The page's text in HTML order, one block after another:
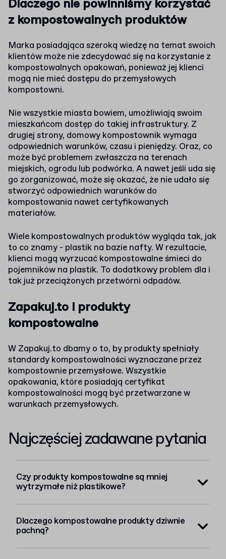
Dlaczego nie powinniśmy korzystać
z kompostowalnych produktów
Marka posiadająca szeroką wiedzę na temat swoich
klientów może nie zdecydować się na korzystanie z
kompostowalnych opakowań, ponieważ jej klienci
mogą nie mieć dostępu do przemysłowych
kompostowni.
Nie wszystkie miasta bowiem, umożliwiają swoim
mieszkańcom dostęp do takiej infrastruktury. Z
drugiej strony, domowy kompostownik wymaga
odpowiednich warunków, czasu i pieniędzy. Oraz, co
może być problemem zwłaszcza na terenach
miejskich, ogrodu lub podwórka. A nawet jeśli uda się
go zorganizować, może się okazać, że nie udało się
stworzyć odpowiednich warunków do
kompostowania nawet certyfikowanych
materiałów.
Wiele kompostowalnych produktów wygląda tak, jak
to co znamy - plastik na bazie nafty. W rezultacie,
klienci mogą wyrzucać kompostowalne śmieci do
pojemników na plastik. To dodatkowy problem dla i
tak już przeciążonych przetwórni odpadów.
Zapakuj.to i produkty
kompostowalne
W Zapakuj.to dbamy o to, by produkty spełniały
standardy kompostowalności wyznaczane przez
kompostownie przemysłowe. Wszystkie
opakowania, które posiadają certyfikat
kompostowalności mogą być przetwarzane w
warunkach przemysłowych.
Najczęściej zadawane pytania
Czy produkty kompostowalne są mniej
wytrzymałe niż plastikowe?
Dlaczego kompostowalne produkty dziwnie
pachną?